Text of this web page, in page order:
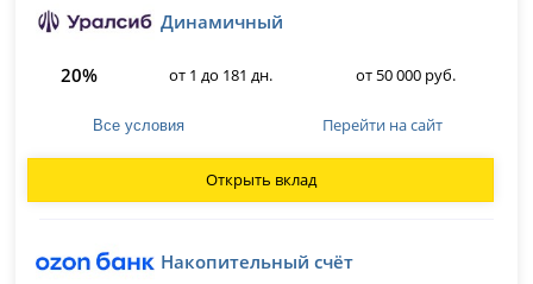
Динамичный
20% от 1 до 181 дн. от 50 000 руб.
Все условия Перейти на сайт
Открыть вклад
Накопительный счёт